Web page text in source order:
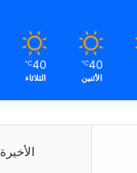
40
℃
الأثنين
40
℃
الثلاثاء
الأخيرة